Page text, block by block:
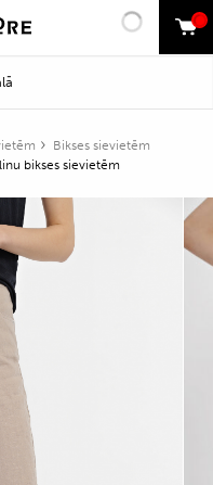
0
Bikses sievietēm
bikses sievietēm